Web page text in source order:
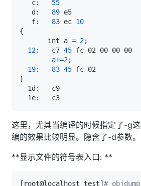
   c:
55
   d:
89
   f:
83 ec 10
{
       int a
= 2;
12:   c7 45 fc 02 00 00
a+=2;
19: 83 45 fc 02
}
这里，尤其当编译的时候指定了-g
编的效果比较明显。隐含了-d参数。
**显示文件的符号表入口: **
[ root@localhost test] #